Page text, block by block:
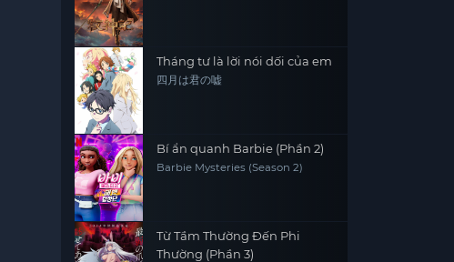
Tháng tư là lời nói dối của em
四月は君の嘘
Bí ẩn quanh Barbie (Phần 2)
Barbie Mysteries (Season 2)
Từ Tầm Thường Đến Phi
Thường (Phần 3)